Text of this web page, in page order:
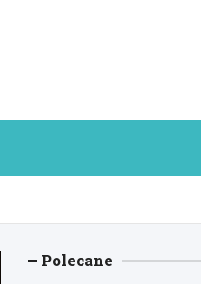
Polecane